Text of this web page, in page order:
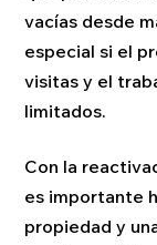
vacías desde
especial si el
visitas y el
limitados.
Con la
es importante
propiedad y